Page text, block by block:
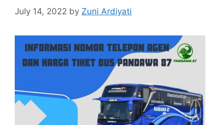
July 14, 2022 by Zuni Ardiyati